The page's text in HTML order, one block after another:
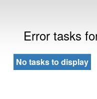
Error tasks
No tasks to display